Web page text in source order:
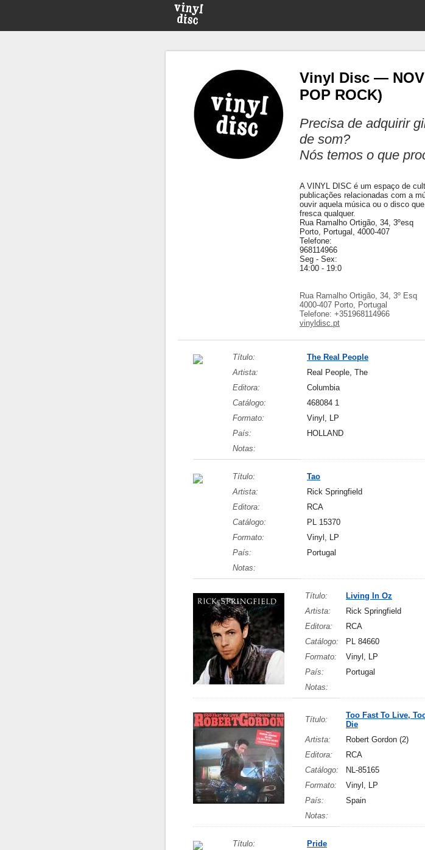
Vinyl Disc —
POP ROCK)
Precisa de adquirir
de som?
Nós temos o que
A VINYL DISC é um espaço de
publicações relacionadas com a
ouvir aquela música ou o disco
fresca qualquer.
Rua Ramalho Ortigão, 34, 3ºesq
Porto, Portugal, 4000-407
Telefone:
968114966
Seg - Sex:
14:00 - 19:0
Rua Ramalho Ortigão, 34, 3º Esq
4000-407 Porto, Portugal
Telefone: +351968114966
vinyldisc.pt
Título: The Real People
Artista:
Real People, The
Editora:
Columbia
Catálogo:
468084 1
Formato:
Vinyl, LP
País:
HOLLAND
Notas:
Título: Tao
Artista:
Rick Springfield
Editora:
RCA
Catálogo:
PL 15370
Formato:
Vinyl, LP
País:
Portugal
Notas:
Título: Living In Oz
Artista:
Rick Springfield
Editora:
RCA
Catálogo:
PL 84660
Formato:
Vinyl, LP
País:
Portugal
Notas:
Título:
Too Fast To Live,
Die
Artista: Robert Gordon (2)
Editora:
RCA
Catálogo:
NL-85165
Formato:
Vinyl, LP
País:
Spain
Notas:
Título: Pride